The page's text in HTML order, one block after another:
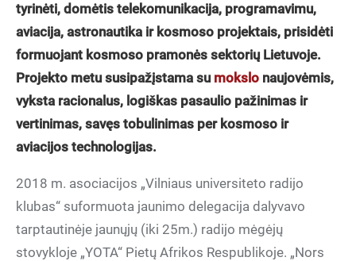
tyrinėti, domėtis telekomunikacija, programavimu,
aviacija, astronautika ir kosmoso projektais, prisidėti
formuojant kosmoso pramonės sektorių Lietuvoje.
Projekto metu susipažįstama su mokslo naujovėmis,
vyksta racionalus, logiškas pasaulio pažinimas ir
vertinimas, savęs tobulinimas per kosmoso ir
aviacijos technologijas.
2018 m. asociacijos „Vilniaus universiteto radijo
klubas“ suformuota jaunimo delegacija dalyvavo
tarptautinėje jaunųjų (iki 25m.) radijo mėgėjų
stovykloje „YOTA“ Pietų Afrikos Respublikoje. „Nors